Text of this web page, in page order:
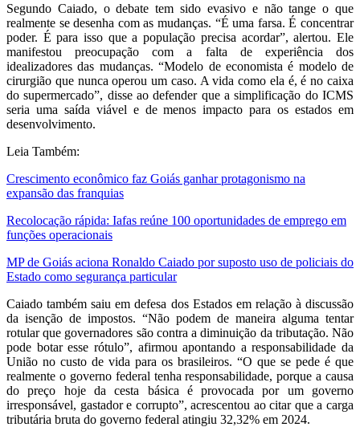
Segundo Caiado, o debate tem sido evasivo e não tange o que
realmente se desenha com as mudanças. “É uma farsa. É concentrar
poder. É para isso que a população precisa acordar”, alertou. Ele
manifestou preocupação com a falta de experiência dos
idealizadores das mudanças. “Modelo de economista é modelo de
cirurgião que nunca operou um caso. A vida como ela é, é no caixa
do supermercado”, disse ao defender que a simplificação do ICMS
seria uma saída viável e de menos impacto para os estados em
desenvolvimento.
Leia Também:
Crescimento econômico faz Goiás ganhar protagonismo na
expansão das franquias
Recolocação rápida: Iafas reúne 100 oportunidades de emprego em
funções operacionais
MP de Goiás aciona Ronaldo Caiado por suposto uso de policiais do
Estado como segurança particular
Caiado também saiu em defesa dos Estados em relação à discussão
da isenção de impostos. “Não podem de maneira alguma tentar
rotular que governadores são contra a diminuição da tributação. Não
pode botar esse rótulo”, afirmou apontando a responsabilidade da
União no custo de vida para os brasileiros. “O que se pede é que
realmente o governo federal tenha responsabilidade, porque a causa
do preço hoje da cesta básica é provocada por um governo
irresponsável, gastador e corrupto”, acrescentou ao citar que a carga
tributária bruta do governo federal atingiu 32,32% em 2024.